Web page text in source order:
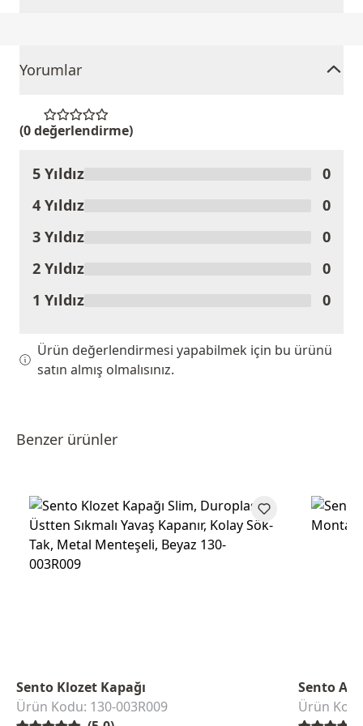
Yorumlar
(0 değerlendirme)
Ürünü Değerlendir
5 Yıldız
0
4 Yıldız
0
3 Yıldız
0
2 Yıldız
0
1 Yıldız
0
Ürün değerlendirmesi yapabilmek için bu ürünü
satın almış olmalısınız.
Benzer ürünler
Sento Klozet Kapağı
Ürün Kodu: 130-003R009
Sento
Ürün